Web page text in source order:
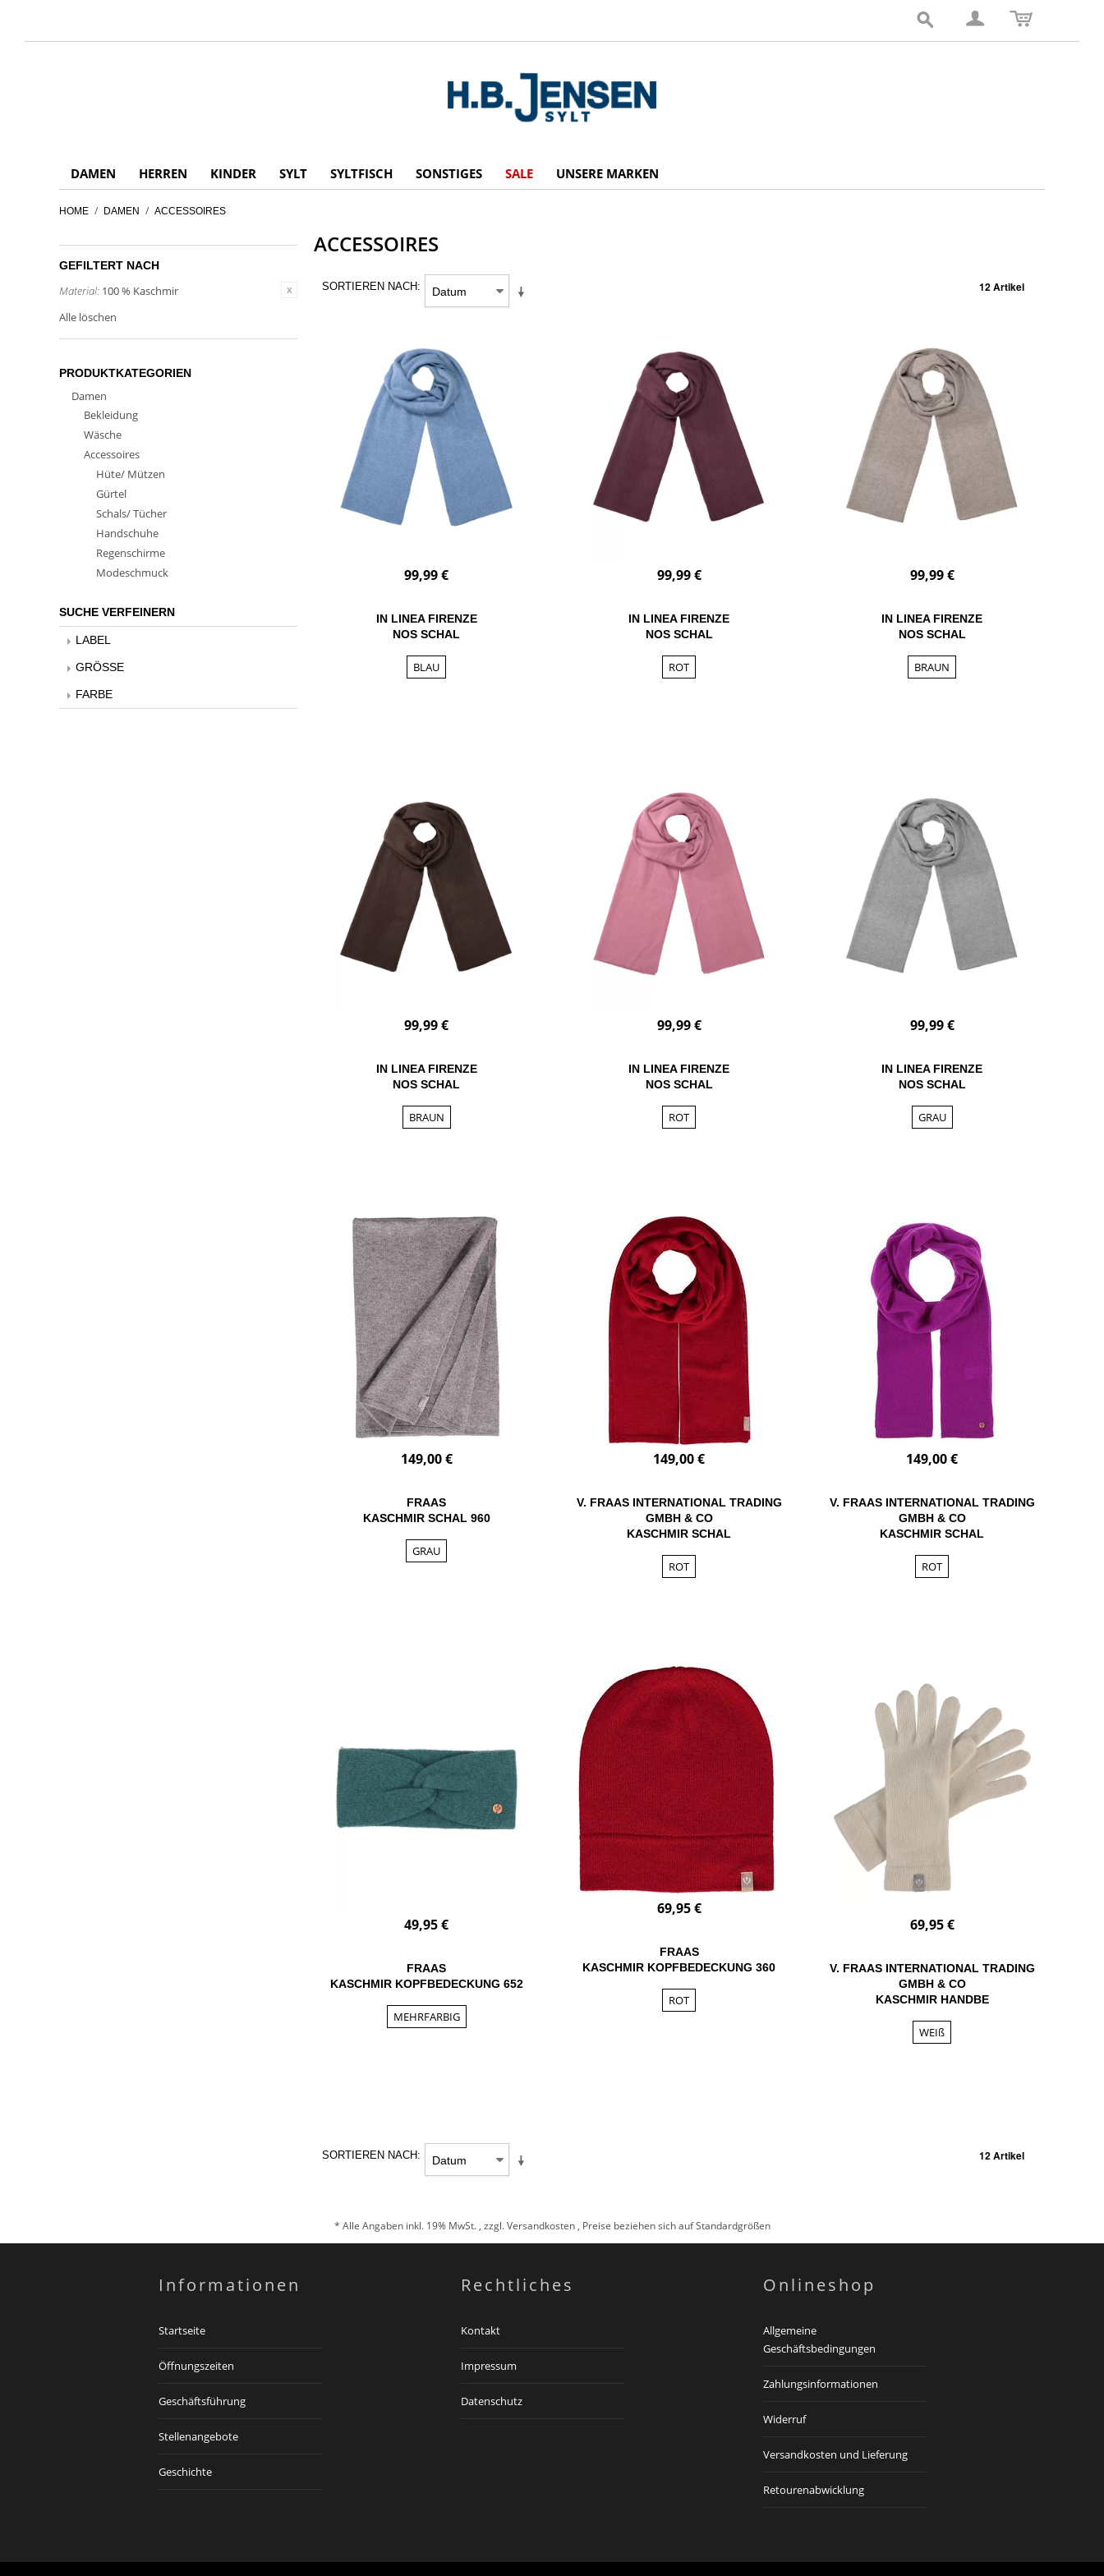
DAMEN HERREN KINDER SYLT SYLTFISCH SONSTIGES SALE UNSERE MARKEN
HOME / DAMEN / ACCESSOIRES
GEFILTERT NACH
Material: 100 % Kaschmir
Alle löschen
PRODUKTKATEGORIEN
Damen
Bekleidung
Wäsche
Accessoires
Hüte/ Mützen
Gürtel
Schals/ Tücher
Handschuhe
Regenschirme
Modeschmuck
SUCHE VERFEINERN
LABEL
GRÖSSE
FARBE
ACCESSOIRES
SORTIEREN NACH 12 Artikel
99,99 €
IN LINEA FIRENZE
NOS SCHAL
BLAU
99,99 €
IN LINEA FIRENZE
NOS SCHAL
ROT
99,99 €
IN LINEA FIRENZE
NOS SCHAL
BRAUN
99,99 €
IN LINEA FIRENZE
NOS SCHAL
BRAUN
99,99 €
IN LINEA FIRENZE
NOS SCHAL
ROT
99,99 €
IN LINEA FIRENZE
NOS SCHAL
GRAU
149,00 €
FRAAS
KASCHMIR SCHAL 960
GRAU
149,00 €
V. FRAAS INTERNATIONAL TRADING
GMBH & CO
KASCHMIR SCHAL
ROT
149,00 €
V. FRAAS INTERNATIONAL TRADING
GMBH & CO
KASCHMIR SCHAL
ROT
49,95 €
FRAAS
KASCHMIR KOPFBEDECKUNG 652
MEHRFARBIG
69,95 €
FRAAS
KASCHMIR KOPFBEDECKUNG 360
ROT
69,95 €
V. FRAAS INTERNATIONAL TRADING
GMBH & CO
KASCHMIR HANDBE
WEIß
SORTIEREN NACH 12 Artikel
* Alle Angaben inkl. 19% MwSt. , zzgl.Versandkosten, Preise beziehen sich auf Standardgrößen
Informationen
Startseite
Öffnungszeiten
Geschäftsführung
Stellenangebote
Geschichte
Rechtliches
Kontakt
Impressum
Datenschutz
Onlineshop
Allgemeine
Geschäftsbedingungen
Zahlungsinformationen
Widerruf
Versandkosten und Lieferung
Retourenabwicklung